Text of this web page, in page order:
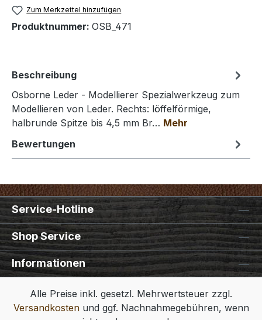
Zum Merkzettel hinzufügen
Produktnummer: OSB_471
Beschreibung
Osborne Leder - Modellierer Spezialwerkzeug zum
Modellieren von Leder. Rechts: löffelförmige,
halbrunde Spitze bis 4,5 mm Br… Mehr
Bewertungen
Service-Hotline
Shop Service
Informationen
Alle Preise inkl. gesetzl. Mehrwertsteuer zzgl.
Versandkostenund ggf. Nachnahmegebühren, wenn